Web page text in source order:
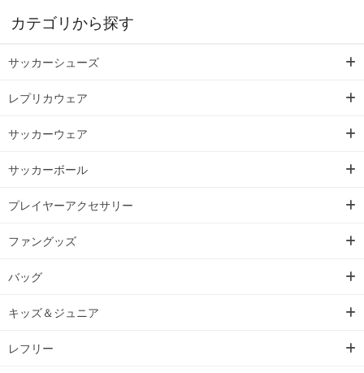
カテゴリから探す
サッカーシューズ
レプリカウェア
サッカーウェア
サッカーボール
プレイヤーアクセサリー
ファングッズ
バッグ
キッズ＆ジュニア
レフリー